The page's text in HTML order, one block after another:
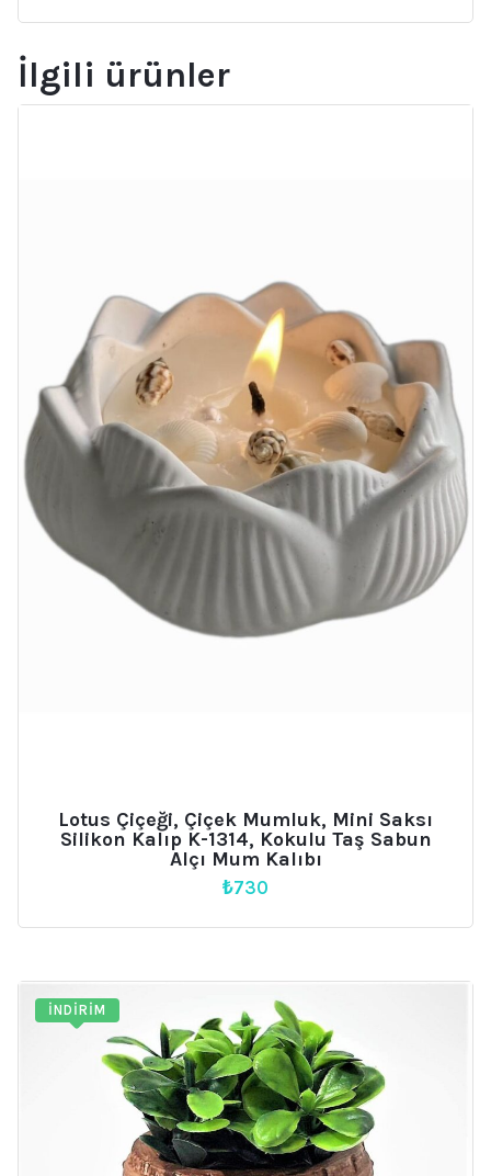
İlgili ürünler
Lotus Çiçeği, Çiçek Mumluk, Mini Saksı
Silikon Kalıp K-1314, Kokulu Taş Sabun
Alçı Mum Kalıbı
₺730
İNDIRIM